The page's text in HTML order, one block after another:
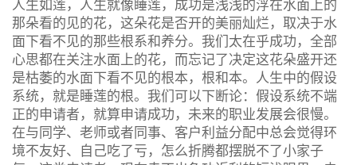
人生如莲，人生就像睡莲，成功是浅浅的浮在水面上的
那朵看的见的花，这朵花是否开的美丽灿烂，取决于水
面下看不见的那些根系和养分。我们太在乎成功，全部
心思都在关注水面上的花，而忘记了决定这花朵盛开还
是枯萎的水面下看不见的根本，根和本。人生中的假设
系统，就是睡莲的根。我们可以下断论：假设系统不端
正的申请者，就算申请成功，未来的职业发展会很慢。
在与同学、老师或者同事、客户利益分配中总会觉得环
境不友好、自己吃了亏，怎么折腾都摆脱不了小家子